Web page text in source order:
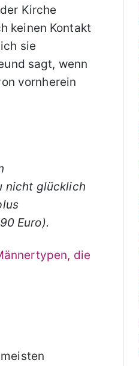
Kirche
keinen Kontakt
sie
sagt, wenn
vornherein
nicht glücklich
Euro).
die